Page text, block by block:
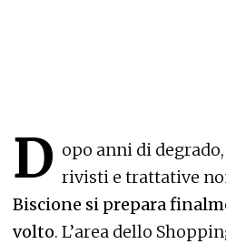
D opo anni di
rivisti e trattative
Biscione si prepara
volto. L’area dello